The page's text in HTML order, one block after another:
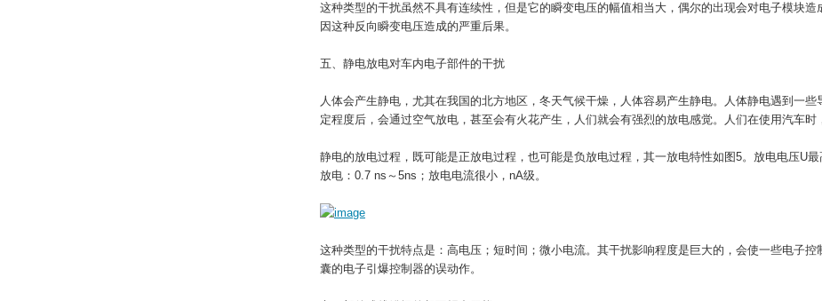
这种类型的干扰虽然不具有连续性，但是它的瞬变电压的幅值相当大，偶尔的出现会对电子模块
因这种反向瞬变电压造成的严重后果。
五、静电放电对车内电子部件的干扰
人体会产生静电，尤其在我国的北方地区，冬天气候干燥，人体容易产生静电。人体静电遇到一
定程度后，会通过空气放电，甚至会有火花产生，人们就会有强烈的放电感觉。人们在使用汽车时
静电的放电过程，既可能是正放电过程，也可能是负放电过程，其一放电特性如图5。放电电压U
放电：0.7 ns～5ns；放电电流很小，nA级。
这种类型的干扰特点是：高电压；短时间；微小电流。其干扰影响程度是巨大的，会使一些电子
囊的电子引爆控制器的误动作。